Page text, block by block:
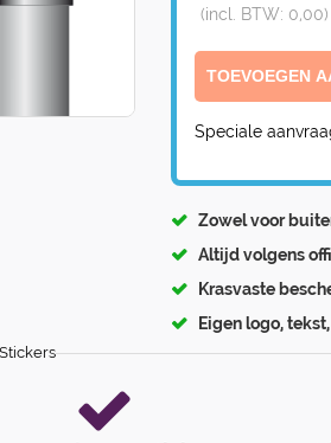
(incl. BTW: 0,00)
Speciale
Zowel voor
Altijd volgens
Krasvaste
Eigen logo,